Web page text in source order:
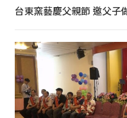
台東窯藝慶父親節 邀父子